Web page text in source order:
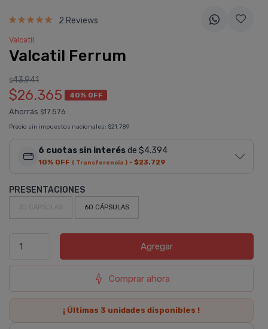
2 Reviews
Valcatil
Valcatil Ferrum
$43.941
$26.365 40% OFF
Ahorrás $17.576
Precio sin impuestos nacionales: $21.789
6 cuotas sin interésde $4.394
10% OFF ( Transferencia ) · $23.729
PRESENTACIONES
30 CÁPSULAS 60 CÁPSULAS
Agregar
Comprar ahora
¡ Últimas 3 unidades disponibles !